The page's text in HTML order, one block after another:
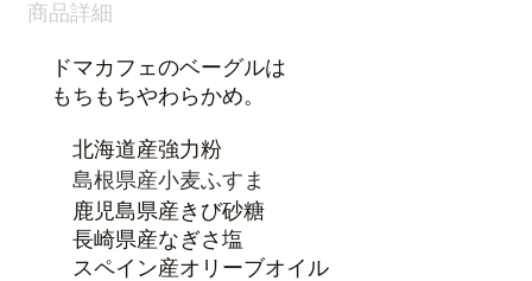
商品詳細
ドマカフェのベーグルは
もちもちやわらかめ。
北海道産強力粉
島根県産小麦ふすま
鹿児島県産きび砂糖
長崎県産なぎさ塩
スペイン産オリーブオイル